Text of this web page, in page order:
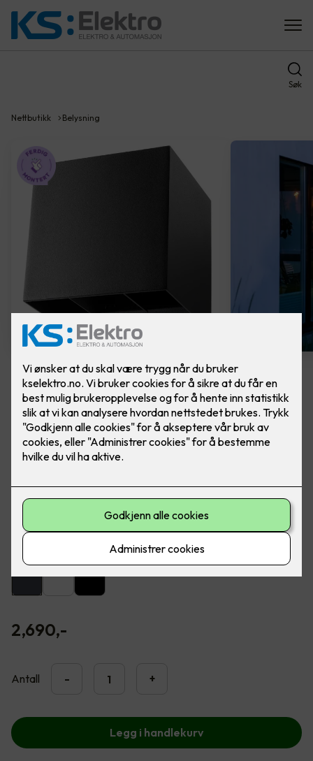
Søk
Nettbutikk Belysning
Artes veggarmatur grafitt
Lekker utebelysning fra SG Armaturen. Ferdig
montert, utskifting av lampe.
innendørs montering på vegg.
2,690,-
Antall - +
Legg i handlekurv